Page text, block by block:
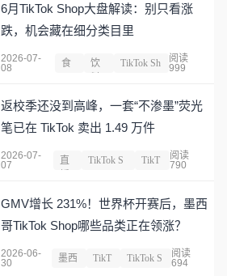
6月TikTok Shop大盘解读：别只看涨
跌，机会藏在细分类目里
2026-07-
08
食
饮
TikTok Sh
阅读
999
返校季还没到高峰，一套“不渗墨”荧光
笔已在 TikTok 卖出 1.49 万件
2026-07-
07
直
TikTok S
TikT
阅读
790
GMV增长 231%！世界杯开赛后，墨西
哥TikTok Shop哪些品类正在领涨？
2026-06-
30
墨西
TikT
TikTok S
阅读
694